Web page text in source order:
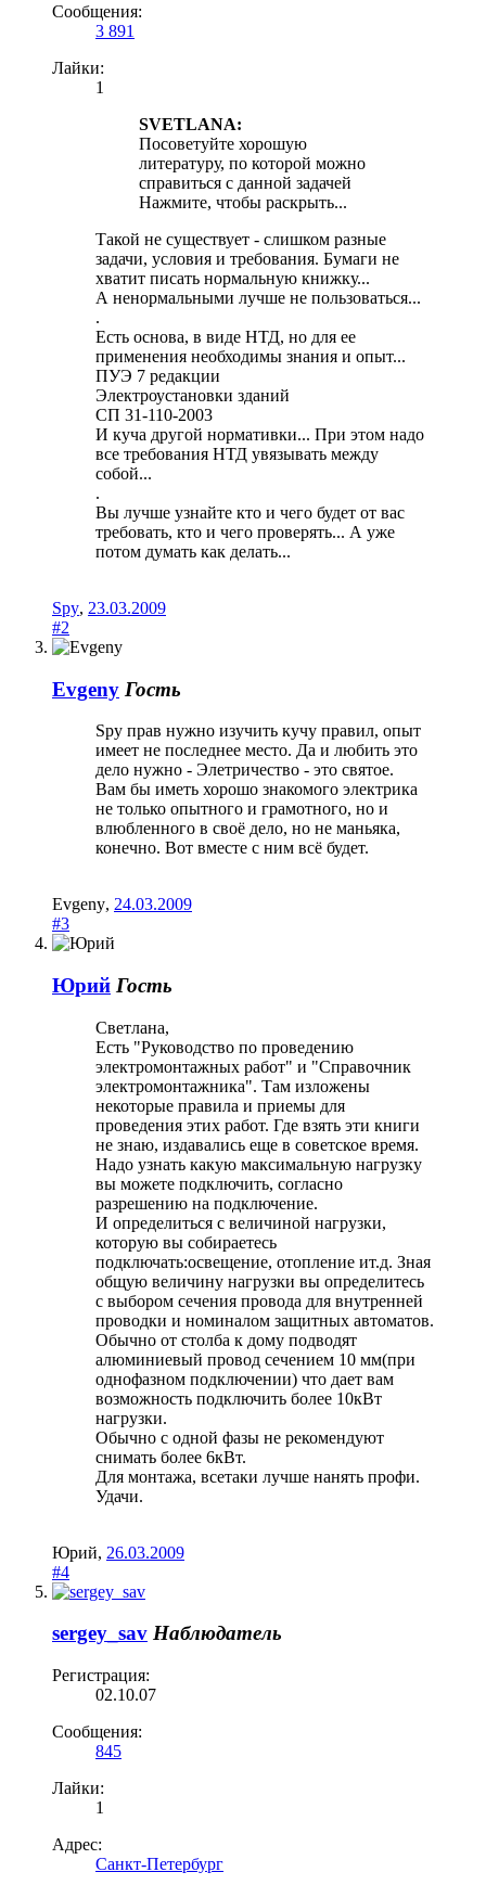
Сообщения:
3 891
Лайки:
1
SVETLANA:
Посоветуйте хорошую
литературу, по которой можно
справиться с данной задачей
Нажмите, чтобы раскрыть...
Такой не существует - слишком разные
задачи, условия и требования. Бумаги не
хватит писать нормальную книжку...
А ненормальными лучше не пользоваться...
.
Есть основа, в виде НТД, но для ее
применения необходимы знания и опыт...
ПУЭ 7 редакции
Электроустановки зданий
СП 31-110-2003
И куча другой нормативки... При этом надо
все требования НТД увязывать между
собой...
.
Вы лучше узнайте кто и чего будет от вас
требовать, кто и чего проверять... А уже
потом думать как делать...
Spy, 23.03.2009
#2
Evgeny Гость
Spy прав нужно изучить кучу правил, опыт
имеет не последнее место. Да и любить это
дело нужно - Элетричество - это святое.
Вам бы иметь хорошо знакомого электрика
не только опытного и грамотного, но и
влюбленного в своё дело, но не маньяка,
конечно. Вот вместе с ним всё будет.
Evgeny, 24.03.2009
#3
Юрий Гость
Светлана,
Есть "Руководство по проведению
электромонтажных работ" и "Справочник
электромонтажника". Там изложены
некоторые правила и приемы для
проведения этих работ. Где взять эти книги
не знаю, издавались еще в советское время.
Надо узнать какую максимальную нагрузку
вы можете подключить, согласно
разрешению на подключение.
И определиться с величиной нагрузки,
которую вы собираетесь
подключать:освещение, отопление ит.д. Зная
общую величину нагрузки вы определитесь
с выбором сечения провода для внутренней
проводки и номиналом защитных автоматов.
Обычно от столба к дому подводят
алюминиевый провод сечением 10 мм(при
однофазном подключении) что дает вам
возможность подключить более 10кВт
нагрузки.
Обычно с одной фазы не рекомендуют
снимать более 6кВт.
Для монтажа, всетаки лучше нанять профи.
Удачи.
Юрий, 26.03.2009
#4
sergey_sav Наблюдатель
Регистрация:
02.10.07
Сообщения:
845
Лайки:
1
Адрес:
Санкт-Петербург